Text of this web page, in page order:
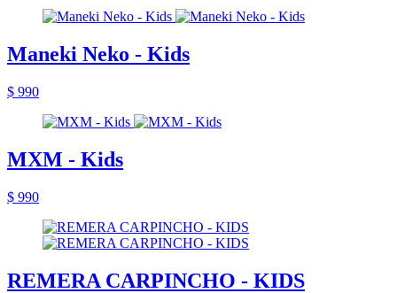
Maneki Neko - Kids
$ 990
MXM - Kids
$ 990
REMERA CARPINCHO - KIDS